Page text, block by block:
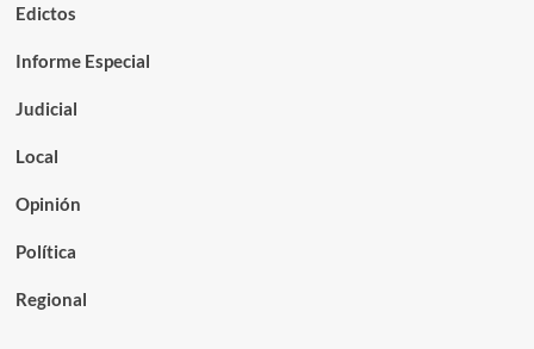
Edictos
Informe Especial
Judicial
Local
Opinión
Política
Regional